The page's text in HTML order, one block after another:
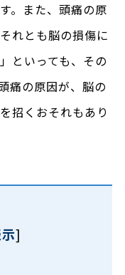
。また、頭痛の原
れとも脳の損傷に
といっても、その
痛の原因が、脳の
招くおそれもあり
]